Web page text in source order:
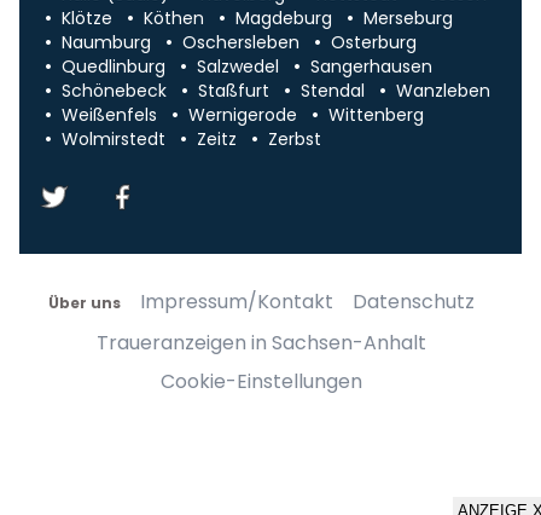
Klötze
Köthen Magdeburg
Merseburg
Naumburg
Oschersleben
Osterburg
Quedlinburg
Salzwedel
Sangerhausen
Schönebeck
Staßfurt Stendal
Wanzleben
Weißenfels
Wernigerode
Wittenberg
Wolmirstedt
Zeitz Zerbst
Über uns Impressum/Kontakt
Datenschutz
Traueranzeigen in Sachsen-Anhalt
Cookie-Einstellungen
ANZEIGE